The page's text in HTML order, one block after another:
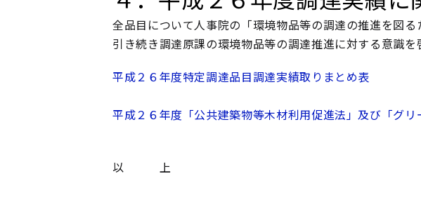
全品目について人事院の「環境物品等の調達の推進を図
引き続き調達原課の環境物品等の調達推進に対する意識
平成２６年度特定調達品目調達実績取りまとめ表
平成２６年度「公共建築物等木材利用促進法」及び「グ
以 上